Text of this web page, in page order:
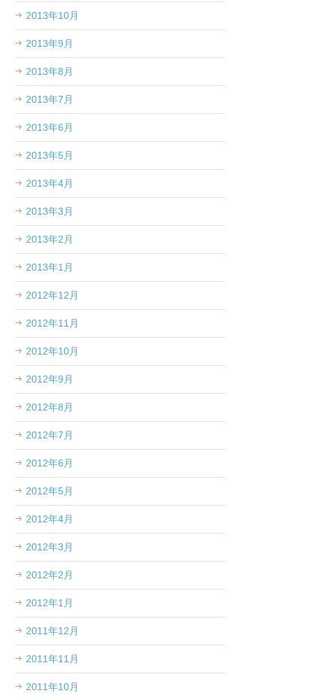
2013年10月
2013年9月
2013年8月
2013年7月
2013年6月
2013年5月
2013年4月
2013年3月
2013年2月
2013年1月
2012年12月
2012年11月
2012年10月
2012年9月
2012年8月
2012年7月
2012年6月
2012年5月
2012年4月
2012年3月
2012年2月
2012年1月
2011年12月
2011年11月
2011年10月